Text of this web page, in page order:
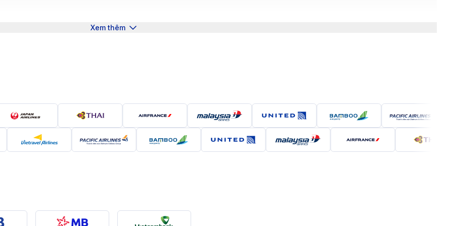
số điểm quá cảnh phổ biến gồm:
điểm quá cảnh.
bay từ Đà Nẵng đi Washington
bay từ Đà Nẵng đi Washington, trong đó có một số hãng uy tín sau:
Xem thêm